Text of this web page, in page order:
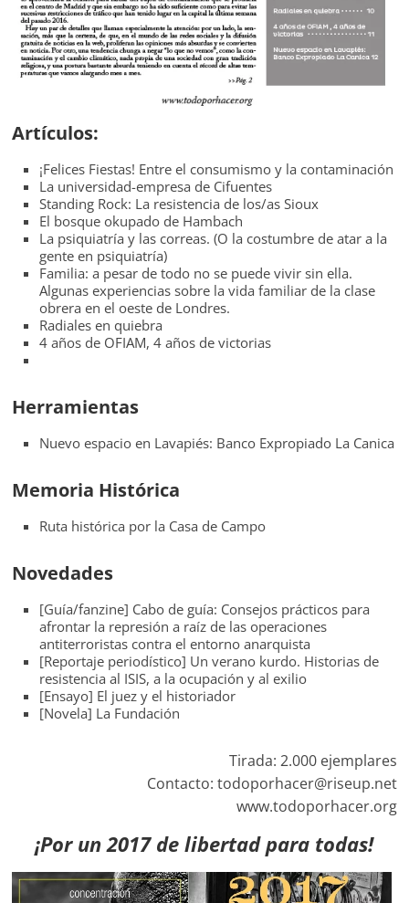
Artículos:
¡Felices Fiestas! Entre el consumismo y la contaminación
La universidad-empresa de Cifuentes
Standing Rock: La resistencia de los/as Sioux
El bosque okupado de Hambach
La psiquiatría y las correas. (O la costumbre de atar a la
gente en psiquiatría)
Familia: a pesar de todo no se puede vivir sin ella.
Algunas experiencias sobre la vida familiar de la clase
obrera en el oeste de Londres.
Radiales en quiebra
4 años de OFIAM, 4 años de victorias
Herramientas
Nuevo espacio en Lavapiés: Banco Expropiado La Canica
Memoria Histórica
Ruta histórica por la Casa de Campo
Novedades
[Guía/fanzine] Cabo de guía: Consejos prácticos para
afrontar la represión a raíz de las operaciones
antiterroristas contra el entorno anarquista
[Reportaje periodístico] Un verano kurdo. Historias de
resistencia al ISIS, a la ocupación y al exilio
[Ensayo] El juez y el historiador
[Novela] La Fundación
Tirada: 2.000 ejemplares
Contacto: todoporhacer@riseup.net
www.todoporhacer.org
¡Por un 2017 de libertad para todas!